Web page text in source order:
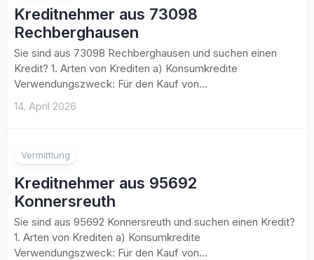
Kreditnehmer aus 73098
Rechberghausen
Sie sind aus 73098 Rechberghausen und suchen einen
Kredit? 1. Arten von Krediten a) Konsumkredite
Verwendungszweck: Für den Kauf von...
14. April 2026
Vermittlung
Kreditnehmer aus 95692
Konnersreuth
Sie sind aus 95692 Konnersreuth und suchen einen Kredit?
1. Arten von Krediten a) Konsumkredite
Verwendungszweck: Für den Kauf von...